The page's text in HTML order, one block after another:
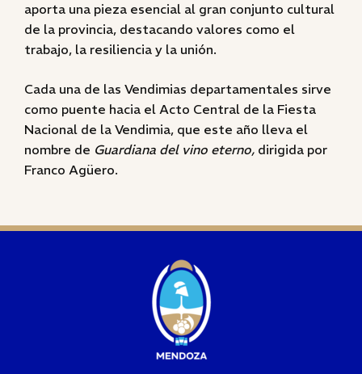
aporta una pieza esencial al gran conjunto cultural
de la provincia, destacando valores como el
trabajo, la resiliencia y la unión.
Cada una de las Vendimias departamentales sirve
como puente hacia el Acto Central de la Fiesta
Nacional de la Vendimia, que este año lleva el
nombre de Guardiana del vino eterno, dirigida por
Franco Agüero.